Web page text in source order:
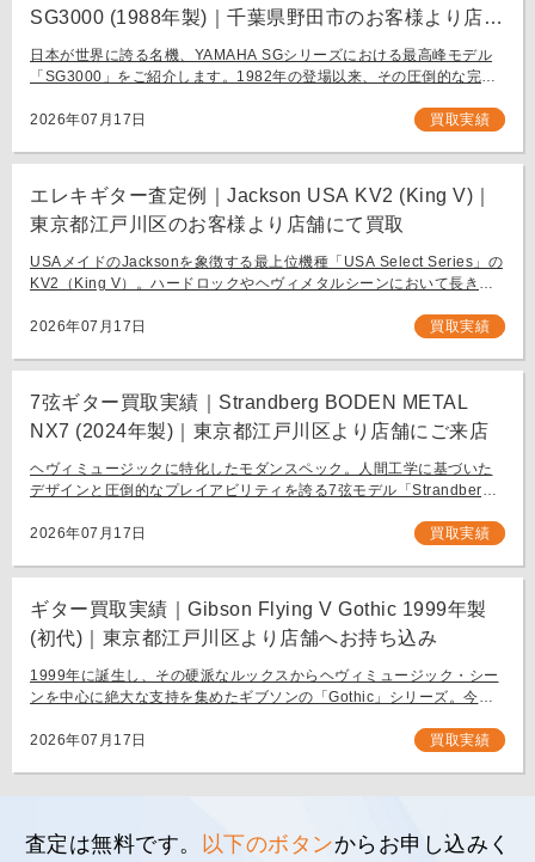
SG3000 (1988年製)｜千葉県野田市のお客様より店舗
にて買取
日本が世界に誇る名機、YAMAHA SGシリーズにおける最高峰モデル
「SG3000」をご紹介します。1982年の登場以来、その圧倒的な完成
フラッグシップモデル […]
2026年07月17日 買取実績
エレキギター査定例｜Jackson USA KV2 (King V)｜
東京都江戸川区のお客様より店舗にて買取
USAメイドのJacksonを象徴する最上位機種「USA Select Series」の
KV2（King V）。ハードロックやヘヴィメタルシーンにおいて長きに
[…]
2026年07月17日 買取実績
7弦ギター買取実績｜Strandberg BODEN METAL
NX7 (2024年製)｜東京都江戸川区より店舗にご来店
ヘヴィミュージックに特化したモダンスペック。人間工学に基づいた
デザインと圧倒的なプレイアビリティを誇る7弦モデル「Strandberg
タリスト […]
2026年07月17日 買取実績
ギター買取実績｜Gibson Flying V Gothic 1999年製
(初代)｜東京都江戸川区より店舗へお持ち込み
1999年に誕生し、その硬派なルックスからヘヴィミュージック・シー
ンを中心に絶大な支持を集めたギブソンの「Gothic」シリーズ。今回
[…]
2026年07月17日 買取実績
査定は無料です。 以下のボタンからお申し込みく